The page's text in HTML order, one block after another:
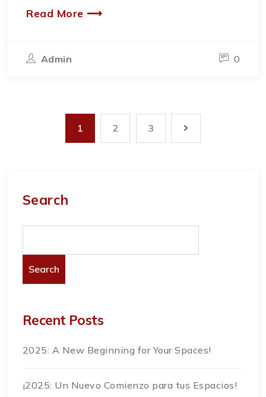
Read More ⟶
Admin 0
1 2 3
Search
Search
Recent Posts
2025: A New Beginning for Your Spaces!
¡2025: Un Nuevo Comienzo para tus Espacios!